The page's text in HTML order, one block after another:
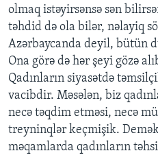
olmaq istəyirsənsə sən
təhdid də ola bilər, nəlayiq
Azərbaycanda deyil, bütün
Ona görə də hər şeyi gözə
Qadınların siyasətdə
vacibdir. Məsələn, biz
necə təqdim etməsi, necə
treyninqlər keçmişik.
məqamlarda qadınların